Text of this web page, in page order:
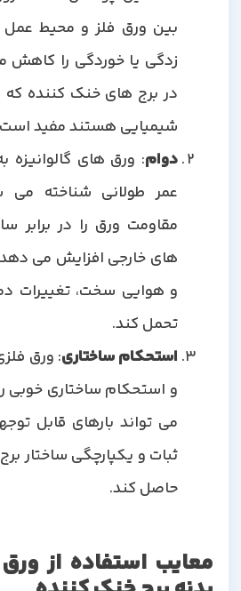
بین ورق فلز و محیط
زدگی یا خوردگی را کاهش
در برج های خنک کننده
شیمیایی هستند مفید
دوام: ورق های
عمر طولانی شناخته
مقاومت ورق را در برابر
های خارجی افزایش می
و هوایی سخت، تغییرات
تحمل کند.
استحکام ساختاری: ورق
و استحکام ساختاری خوبی
می تواند بارهای قابل
ثبات و یکپارچگی ساختار
حاصل کند.
معایب استفاده از ورق